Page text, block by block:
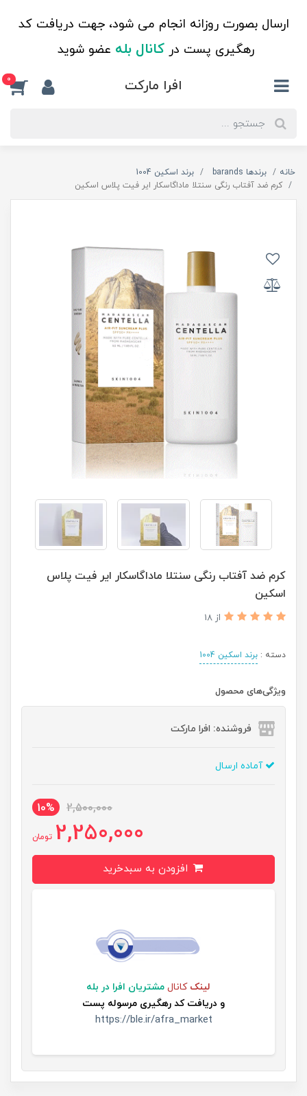
ارسال بصورت روزانه انجام می شود، جهت دریافت کد
رهگیری پست درکانال بله عضو شوید
افرا مارکت 0
خانه برندها barands
برند اسکین 1004
کرم ضد آفتاب رنگی سنتلا ماداگاسکار ایر فیت پلاس اسکین
کرم ضد آفتاب رنگی سنتلا ماداگاسکار ایر فیت پلاس
اسکین
از 18
دسته : برند اسکین 1004
ویژگی‌های محصول
فروشنده: افرا مارکت
آماده ارسال
2,500,000
10%
2,250,000 تومان
لینک کانال مشتریان افرا در بله
و دریافت کد رهگیری مرسوله پست
https://ble.ir/afra_market